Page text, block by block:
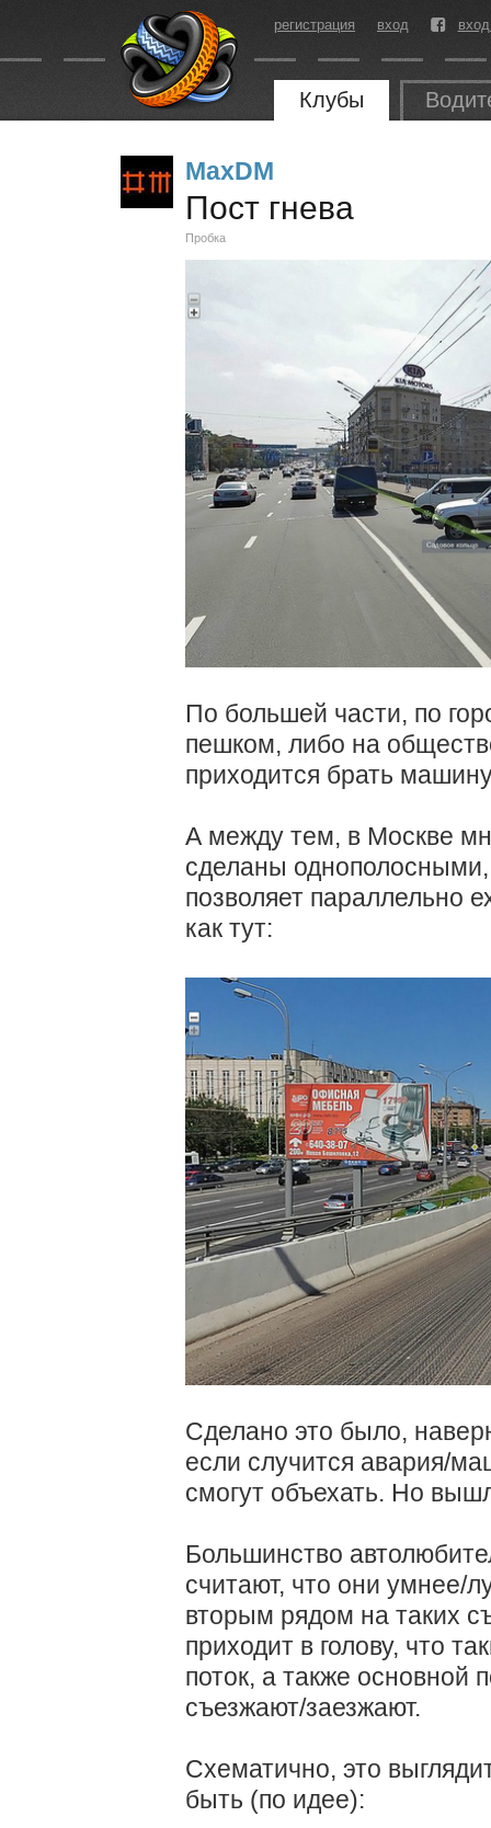
регистрация вход
Клубы
MaxDM
Пост гнева
Пробка
По большей части, по
пешком, либо на
приходится брать
А между тем, в Москве
сделаны
позволяет параллельно
как тут:
Сделано это было,
если случится авария/
смогут объехать. Но
Большинство
считают, что они умнее/
вторым рядом на таких
приходит в голову, что
поток, а также основной
съезжают/заезжают.
Схематично, это
быть (по идее):